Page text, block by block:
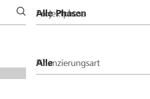
Projektphase
Finanzierungsart